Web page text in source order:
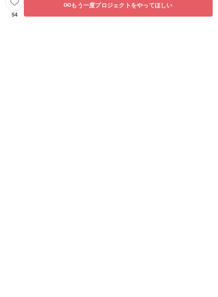
54
もう一度プロジェクトをやってほしい